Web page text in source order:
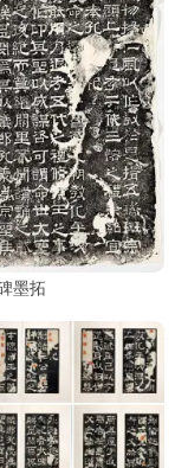
墨拓